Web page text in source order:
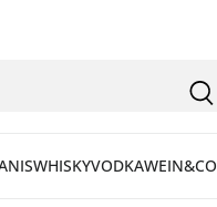
WHISKYVODKAWEIN&CO